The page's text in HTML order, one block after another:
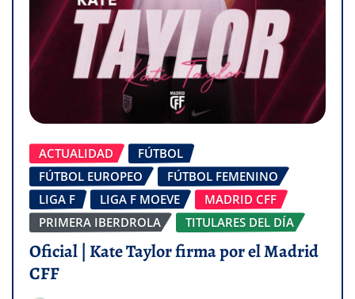
ACTUALIDAD
FÚTBOL
FÚTBOL EUROPEO
FÚTBOL FEMENINO
LIGA F
LIGA F MOEVE
MADRID CFF
PRIMERA IBERDROLA
TITULARES DEL DÍA
Oficial | Kate Taylor firma por el Madrid
CFF